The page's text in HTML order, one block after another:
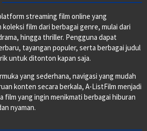
streaming film online yang
film dari berbagai genre, mulai dari
hingga thriller. Pengguna dapat
tayangan populer, serta berbagai judul
untuk ditonton kapan saja.
yang sederhana, navigasi yang mudah
konten secara berkala, A-ListFilm menjadi
film yang ingin menikmati berbagai hiburan
nyaman.